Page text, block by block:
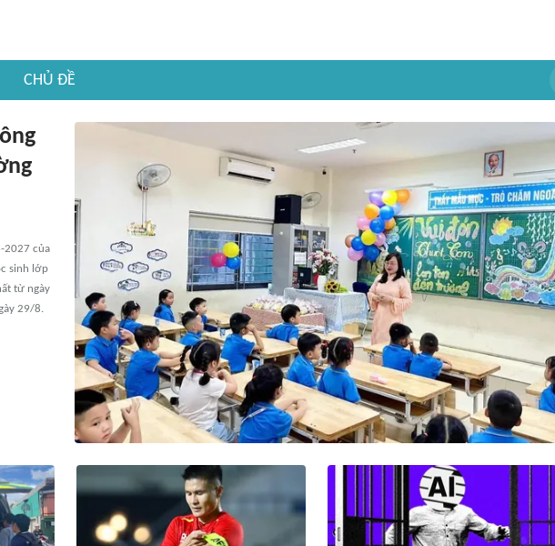
CHỦ ĐỀ
2027 của
sinh lớp
từ ngày
29/8.